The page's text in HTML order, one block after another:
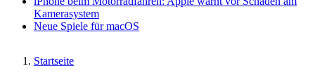
Kamerasystem
Neue Spiele für macOS
Startseite